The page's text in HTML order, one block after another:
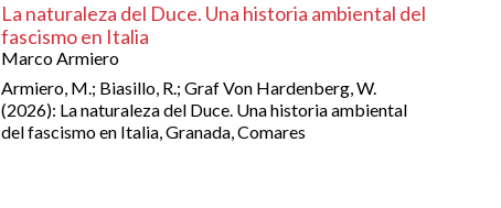
La naturaleza del Duce. Una historia ambiental del
fascismo en Italia
Marco Armiero
Armiero, M.; Biasillo, R.; Graf Von Hardenberg, W.
(2026): La naturaleza del Duce. Una historia ambiental
del fascismo en Italia, Granada, Comares